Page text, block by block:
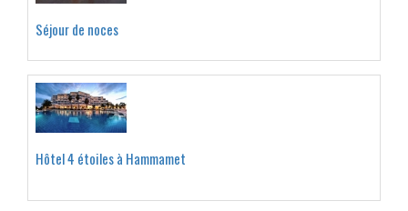
Séjour de noces
Hôtel 4 étoiles à Hammamet